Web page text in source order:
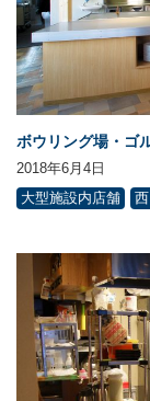
ボウリング場・ゴ
2018年6月4日
大型施設内店舗